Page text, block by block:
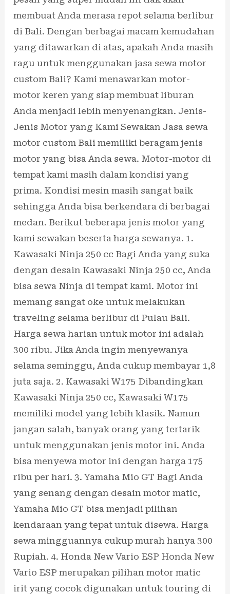
membuat Anda merasa repot selama berlibur
di Bali. Dengan berbagai macam kemudahan
yang ditawarkan di atas, apakah Anda masih
ragu untuk menggunakan jasa sewa motor
custom Bali? Kami menawarkan motor-
motor keren yang siap membuat liburan
Anda menjadi lebih menyenangkan. Jenis-
Jenis Motor yang Kami Sewakan Jasa sewa
motor custom Bali memiliki beragam jenis
motor yang bisa Anda sewa. Motor-motor di
tempat kami masih dalam kondisi yang
prima. Kondisi mesin masih sangat baik
sehingga Anda bisa berkendara di berbagai
medan. Berikut beberapa jenis motor yang
kami sewakan beserta harga sewanya. 1.
Kawasaki Ninja 250 cc Bagi Anda yang suka
dengan desain Kawasaki Ninja 250 cc, Anda
bisa sewa Ninja di tempat kami. Motor ini
memang sangat oke untuk melakukan
traveling selama berlibur di Pulau Bali.
Harga sewa harian untuk motor ini adalah
300 ribu. Jika Anda ingin menyewanya
selama seminggu, Anda cukup membayar 1,8
juta saja. 2. Kawasaki W175 Dibandingkan
Kawasaki Ninja 250 cc, Kawasaki W175
memiliki model yang lebih klasik. Namun
jangan salah, banyak orang yang tertarik
untuk menggunakan jenis motor ini. Anda
bisa menyewa motor ini dengan harga 175
ribu per hari. 3. Yamaha Mio GT Bagi Anda
yang senang dengan desain motor matic,
Yamaha Mio GT bisa menjadi pilihan
kendaraan yang tepat untuk disewa. Harga
sewa mingguannya cukup murah hanya 300
Rupiah. 4. Honda New Vario ESP Honda New
Vario ESP merupakan pilihan motor matic
irit yang cocok digunakan untuk touring di